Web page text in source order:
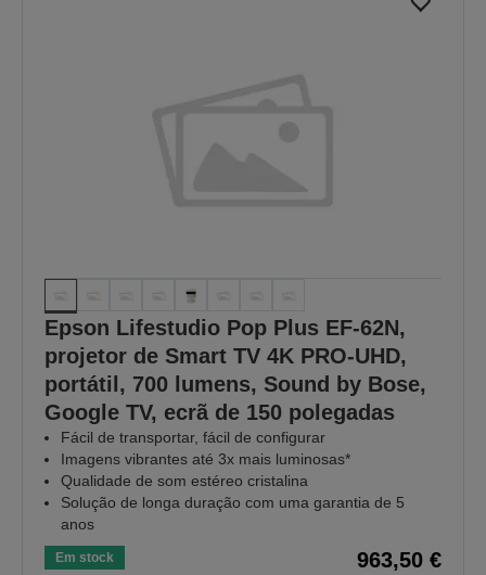
Epson Lifestudio Pop Plus EF-62N,
projetor de Smart TV 4K PRO-UHD,
portátil, 700 lumens, Sound by Bose,
Google TV, ecrã de 150 polegadas
Fácil de transportar, fácil de configurar
Imagens vibrantes até 3x mais luminosas*
Qualidade de som estéreo cristalina
Solução de longa duração com uma garantia de 5
anos
Em stock 963,50 €